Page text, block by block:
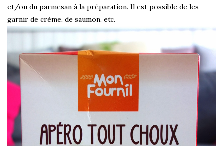
et/ou du parmesan à la préparation. Il est possible de les
garnir de crème, de saumon, etc.